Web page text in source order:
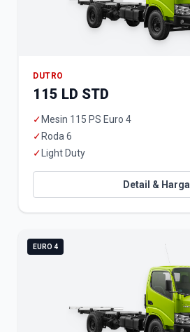
DUTRO
115 LD STD
✓ Mesin 115 PS Euro 4
✓ Roda 6
✓ Light Duty
Detail & Harga
EURO 4